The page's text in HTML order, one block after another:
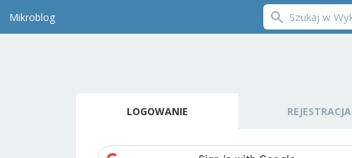
Mikroblog
LOGOWANIE REJESTRACJA